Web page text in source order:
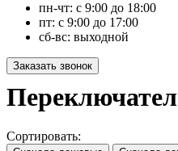
пн-чт: с 9:00 до 18:00
пт: с 9:00 до 17:00
сб-вс: выходной
Сортировать: